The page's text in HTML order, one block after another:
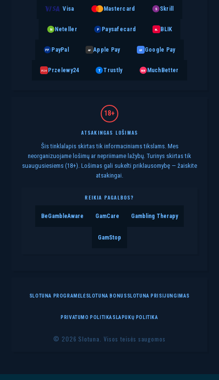
Visa Mastercard S Skrill
N Neteller P Paysafecard BL BLIK
PP PayPal AP Apple Pay GP Google Pay
P24 Przelewy24 T Trustly MB MuchBetter
18+
ATSAKINGAS LOŠIMAS
Šis tinklalapis skirtas tik informaciniams tikslams. Mes
neorganizuojame lošimų ar nepriimame lažybų. Turinys skirtas tik
suaugusiesiems (18+). Lošimas gali sukelti priklausomybę — žaiskite
atsakingai.
REIKIA PAGALBOS?
BeGambleAware GamCare Gambling Therapy
GamStop
SLOTUNA PROGRAMĖLĖSLOTUNA BONUSSLOTUNA PRISIJUNGIMAS
PRIVATUMO POLITIKA SLAPUKŲ POLITIKA
© 2026 Slotuna. Visos teisės saugomos